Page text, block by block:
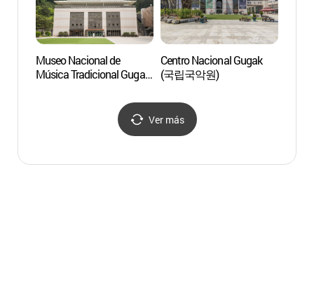
Museo Nacional de
Música Tradicional Gugak
Centro Nacional Gugak
(국립국악원)
Ver más